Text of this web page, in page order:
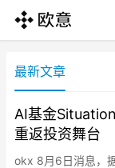
最新文章
AI基金
重返投资舞台
okx 8月6日消息，